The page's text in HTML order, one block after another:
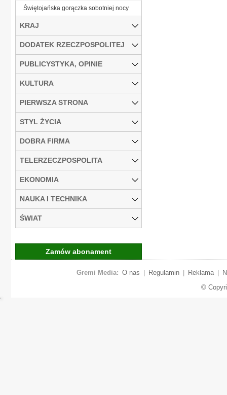
Świętojańska gorączka sobotniej nocy
KRAJ
DODATEK RZECZPOSPOLITEJ
PUBLICYSTYKA, OPINIE
KULTURA
PIERWSZA STRONA
STYL ŻYCIA
DOBRA FIRMA
TELERZECZPOSPOLITA
EKONOMIA
NAUKA I TECHNIKA
ŚWIAT
Zamów abonament
Gremi Media: O nas Regulamin Reklama
©